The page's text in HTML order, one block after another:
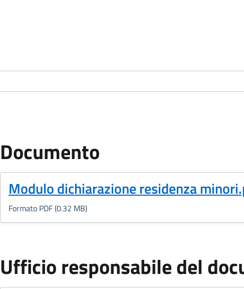
Documento
Modulo dichiarazione residenza
(Formato PDF, 0.32 MB)
Formato PDF (0.32 MB)
Ufficio responsabile del